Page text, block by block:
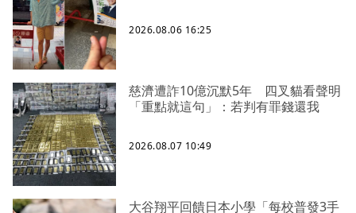
2026.08.06 16:25
慈濟遭詐10億沉默5年 四叉貓看聲明
「重點就這句」：若判有罪錢還我
2026.08.07 10:49
大谷翔平回饋日本小學「每校普發3手